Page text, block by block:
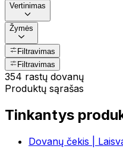
Vertinimas
Žymės
Filtravimas
Filtravimas
354 rastų dovanų
Produktų sąrašas
Tinkantys
Dovanų čekis |